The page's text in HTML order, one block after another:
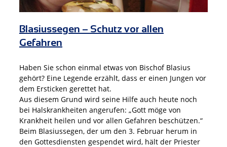
Blasiussegen – Schutz vor allen
Gefahren
Haben Sie schon einmal etwas von Bischof Blasius
gehört? Eine Legende erzählt, dass er einen Jungen vor
dem Ersticken gerettet hat.
Aus diesem Grund wird seine Hilfe auch heute noch
bei Halskrankheiten angerufen: „Gott möge von
Krankheit heilen und vor allen Gefahren beschützen.“
Beim Blasiussegen, der um den 3. Februar herum in
den Gottesdiensten gespendet wird, hält der Priester